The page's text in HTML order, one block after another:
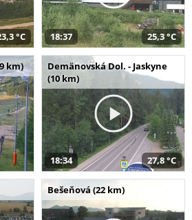
°C 18:37 25,3 °C
km)
Demänovská Dol. - Jaskyne
(10 km)
18:34 27,8 °C
Bešeňová (22 km)